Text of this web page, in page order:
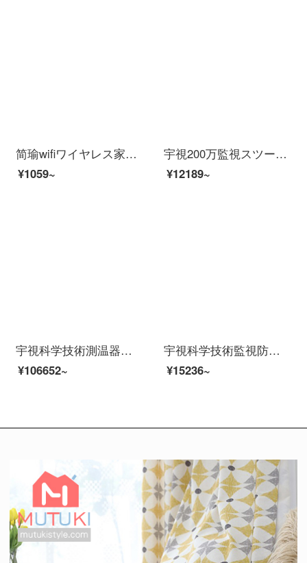
简瑜wifiワイヤレス家庭用リアルタイム防犯カメラ3 MPスーパークリーア版16 G容量（7日間ビデオを保存）
¥1059~
宇視200万監視スツー装置イーンテーネットHD 4路8路16路監視防犯カメラ室外モネータ家庭用ワンヤレー防水夜間テレビ商用設置サービス（防犯カメラビデオを除く）4つの防犯カメラスツ（500万高級版）
¥12189~
宇視科学技術測温器人体测温面测温侵犯カメラ视认测温防疫方案2：人面测温检查门禁（立柱を含む）
¥106652~
宇視科学技術監視防犯カメラハードディスクレコーダスツー200万POE給電夜間テレビフルテープ家庭用屋外スホーンネットネットでモニスティック装置5路防犯カメラスツツ（フルカラ＋録音）設置サービス
¥15236~